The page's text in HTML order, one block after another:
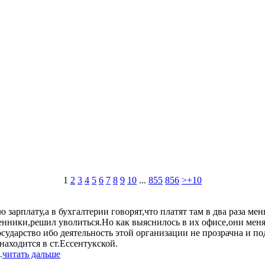
1 2 3 4 5 6 7 8 9 10 ... 855 856 >+10
в бухгалтерии говорят,что платят там в два раза
уволиться.Но как выяснилось в их офисе,они
ибо деятельность этой организации не прозрачна и
в ст.Ессентукской.
читать дальше